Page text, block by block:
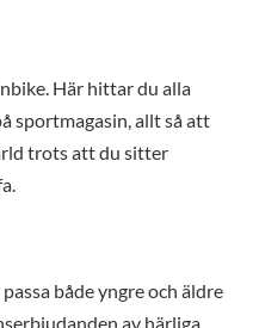
Här hittar du alla
sportmagasin, allt så att
trots att du sitter
både yngre och äldre
av härliga